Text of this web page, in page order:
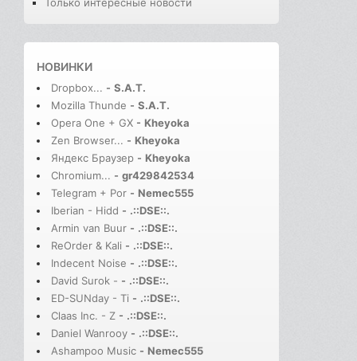
Только интересные новости
НОВИНКИ
Dropbox... - S.A.T.
Mozilla Thunde - S.A.T.
Opera One + GX - Kheyoka
Zen Browser... - Kheyoka
Яндекс Браузер - Kheyoka
Chromium... - gr429842534
Telegram + Por - Nemec555
Iberian - Hidd - .::DSE::.
Armin van Buur - .::DSE::.
ReOrder & Kali - .::DSE::.
Indecent Noise - .::DSE::.
David Surok - - .::DSE::.
ED-SUNday - Ti - .::DSE::.
Claas Inc. - Z - .::DSE::.
Daniel Wanrooy - .::DSE::.
Ashampoo Music - Nemec555